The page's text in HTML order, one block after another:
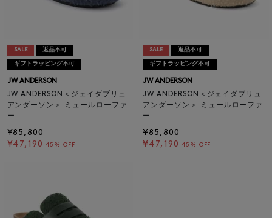
SALE 返品不可
ギフトラッピング不可
JW ANDERSON
JW ANDERSON＜ジェイダブリュ
アンダーソン＞ ミュールローファ
ー
¥85,800
¥47,190 45% OFF
SALE 返品不可
ギフトラッピング不可
JW ANDERSON
JW ANDERSON＜ジェイダブリュ
アンダーソン＞ ミュールローファ
ー
¥85,800
¥47,190 45% OFF